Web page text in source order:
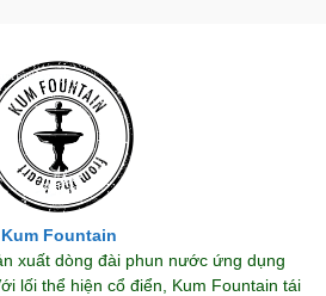
Kum Fountain
xuất dòng đài phun nước ứng dụng
lối thể hiện cổ điển, Kum Fountain tái